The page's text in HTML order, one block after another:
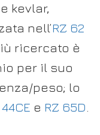
kevlar,
nell’RZ 62
ricercato è
per il suo
peso; lo
e RZ 65D